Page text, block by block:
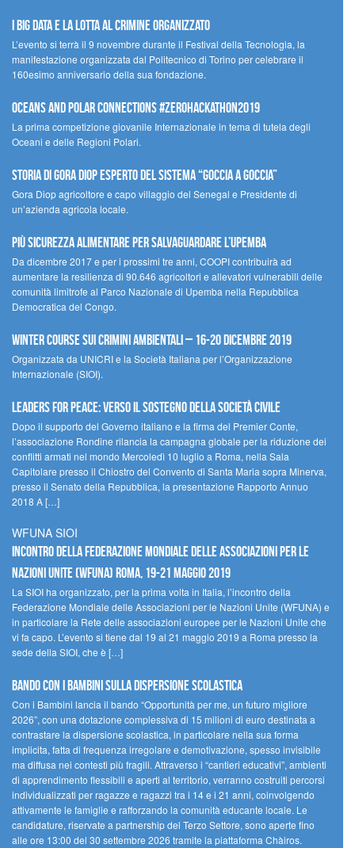
I Big Data e la lotta al crimine organizzato
L’evento si terrà il 9 novembre durante il Festival della Tecnologia, la
manifestazione organizzata dal Politecnico di Torino per celebrare il
160esimo anniversario della sua fondazione.
Oceans and Polar Connections #ZEROHackathon2019
La prima competizione giovanile Internazionale in tema di tutela degli
Oceani e delle Regioni Polari.
STORIA DI GORA DIOP ESPERTO DEL SISTEMA “GOCCIA A GOCCIA”
Gora Diop agricoltore e capo villaggio del Senegal e Presidente di
un’azienda agricola locale.
Più sicurezza alimentare per salvaguardare l’Upemba
Da dicembre 2017 e per i prossimi tre anni, COOPI contribuirà ad
aumentare la resilienza di 90.646 agricoltori e allevatori vulnerabili delle
comunità limitrofe al Parco Nazionale di Upemba nella Repubblica
Democratica del Congo.
Winter Course sui Crimini Ambientali – 16-20 Dicembre 2019
Organizzata da UNICRI e la Società Italiana per l’Organizzazione
Internazionale (SIOI).
Leaders for peace: verso il sostegno della società civile
Dopo il supporto del Governo italiano e la firma del Premier Conte,
l’associazione Rondine rilancia la campagna globale per la riduzione dei
conflitti armati nel mondo Mercoledì 10 luglio a Roma, nella Sala
Capitolare presso il Chiostro del Convento di Santa Maria sopra Minerva,
presso il Senato della Repubblica, la presentazione Rapporto Annuo
2018 A […]
WFUNA SIOI
Incontro della Federazione Mondiale delle Associazioni per le
Nazioni Unite (WFUNA) Roma, 19-21 maggio 2019
La SIOI ha organizzato, per la prima volta in Italia, l’incontro della
Federazione Mondiale delle Associazioni per le Nazioni Unite (WFUNA) e
in particolare la Rete delle associazioni europee per le Nazioni Unite che
vi fa capo. L’evento si tiene dal 19 al 21 maggio 2019 a Roma presso la
sede della SIOI, che è […]
Bando Con i Bambini sulla dispersione scolastica
Con i Bambini lancia il bando “Opportunità per me, un futuro migliore
2026”, con una dotazione complessiva di 15 milioni di euro destinata a
contrastare la dispersione scolastica, in particolare nella sua forma
implicita, fatta di frequenza irregolare e demotivazione, spesso invisibile
ma diffusa nei contesti più fragili. Attraverso i “cantieri educativi”, ambienti
di apprendimento flessibili e aperti al territorio, verranno costruiti percorsi
individualizzati per ragazze e ragazzi tra i 14 e i 21 anni, coinvolgendo
attivamente le famiglie e rafforzando la comunità educante locale. Le
candidature, riservate a partnership del Terzo Settore, sono aperte fino
alle ore 13:00 del 30 settembre 2026 tramite la piattaforma Chàiros.